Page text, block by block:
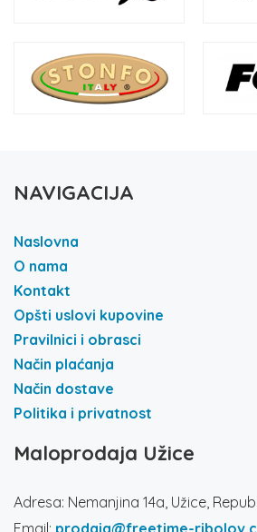
NAVIGACIJA
Naslovna
O nama
Kontakt
Opšti uslovi kupovine
Pravilnici i obrasci
Način plaćanja
Način dostave
Politika i privatnost
Maloprodaja Užice
Adresa: Nemanjina 14a, Užice,